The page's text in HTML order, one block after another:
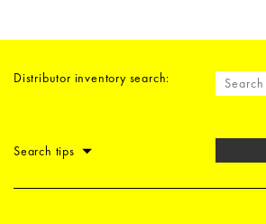
Distributor inventory search:
Search tips